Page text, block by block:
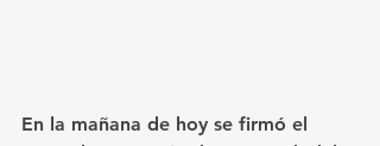
En la mañana de hoy se firmó el